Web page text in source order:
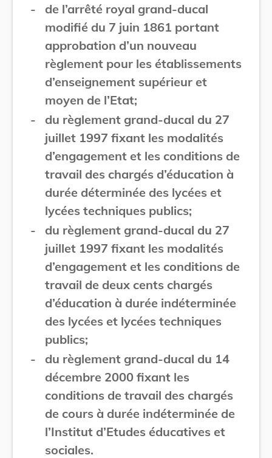
-
de l’arrêté royal grand-ducal
modifié du 7 juin 1861 portant
approbation d’un nouveau
règlement pour les établissements
d’enseignement supérieur et
moyen de l’Etat;
-
du règlement grand-ducal du 27
juillet 1997 fixant les modalités
d’engagement et les conditions de
travail des chargés d’éducation à
durée déterminée des lycées et
lycées techniques publics;
-
du règlement grand-ducal du 27
juillet 1997 fixant les modalités
d’engagement et les conditions de
travail de deux cents chargés
d’éducation à durée indéterminée
des lycées et lycées techniques
publics;
-
du règlement grand-ducal du 14
décembre 2000 fixant les
conditions de travail des chargés
de cours à durée indéterminée de
l’Institut d’Etudes éducatives et
sociales.